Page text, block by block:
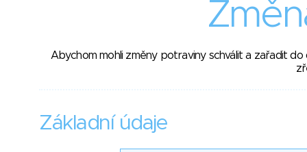
Abychom mohli změny potraviny schválit a zařadit
Základní údaje